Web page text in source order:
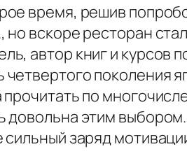
время, решив
но вскоре ресторан
автор книг и курсов
четвертого поколения
прочитать по
довольна этим
сильный заряд